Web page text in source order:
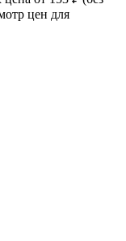
цен для